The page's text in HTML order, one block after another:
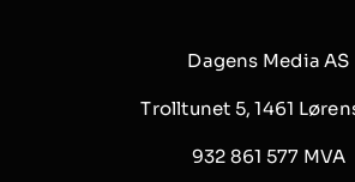
Dagens Media AS
Trolltunet 5, 1461
932 861 577 MVA